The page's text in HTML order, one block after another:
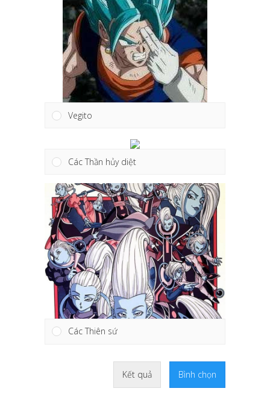
Vegito
Các Thần hủy diệt
Các Thiên sứ
Kết quả Bình chọn